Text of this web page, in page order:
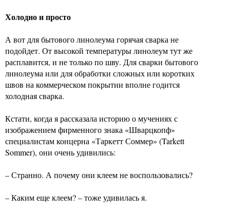
Холодно и просто
А вот для бытового линолеума горячая сварка не
подойдет. От высокой температуры линолеум тут же
расплавится, и не только по шву. Для сварки бытового
линолеума или для обработки сложных или коротких
швов на коммерческом покрытии вполне годится
холодная сварка.
Кстати, когда я рассказала историю о мучениях с
изображением фирменного знака «Шварцкопф»
специалистам концерна «Таркетт Соммер» (Tarkett
Sommer), они очень удивились:
– Странно. А почему они клеем не воспользовались?
– Каким еще клеем? – тоже удивилась я.